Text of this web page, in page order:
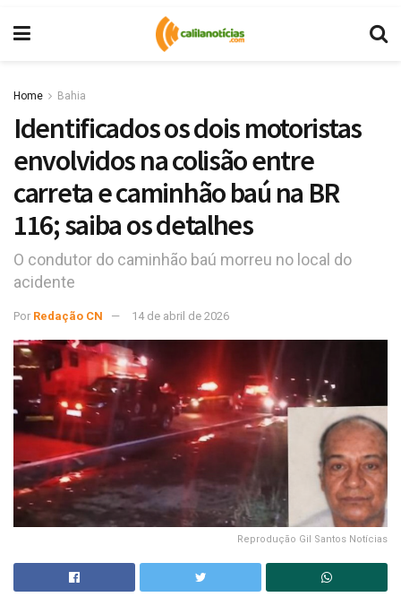
Home Bahia
Identificados os dois motoristas
envolvidos na colisão entre
carreta e caminhão baú na BR
116; saiba os detalhes
O condutor do caminhão baú morreu no local do
acidente
Por Redação CN 14 de abril de 2026
Reprodução Gil Santos Notícias